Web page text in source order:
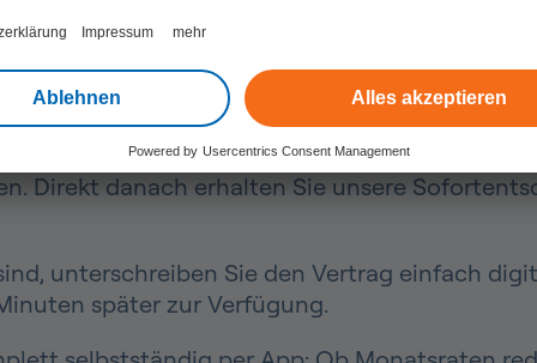
Impressum mehr
Ablehnen Alles akzeptieren
Powered by Usercentrics Consent Management
Euro Kredit
in Höhe von 30.000 Euro bequem online
des Kreditrechners eine Kreditlaufzeit
Direkt danach erhalten Sie unsere
unterschreiben Sie den Vertrag einfach
später zur Verfügung.